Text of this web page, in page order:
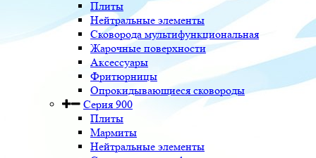
Плиты
Нейтральные элементы
Сковорода мультифункциональная
Жарочные поверхности
Аксессуары
Фритюрницы
Опрокидывающиеся сковороды
Серия 900
Плиты
Мармиты
Нейтральные элементы